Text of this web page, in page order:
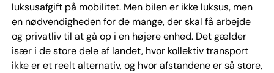
luksusafgift på mobilitet. Men bilen er ikke luksus, men
en nødvendigheden for de mange, der skal få arbejde
og privatliv til at gå op i en højere enhed. Det gælder
især i de store dele af landet, hvor kollektiv transport
ikke er et reelt alternativ, og hvor afstandene er så store,